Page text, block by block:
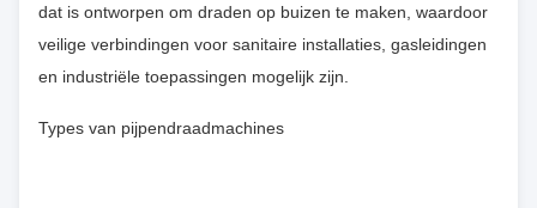
dat is ontworpen om draden op buizen te maken, waardoor
veilige verbindingen voor sanitaire installaties, gasleidingen
en industriële toepassingen mogelijk zijn.
Types van pijpendraadmachines